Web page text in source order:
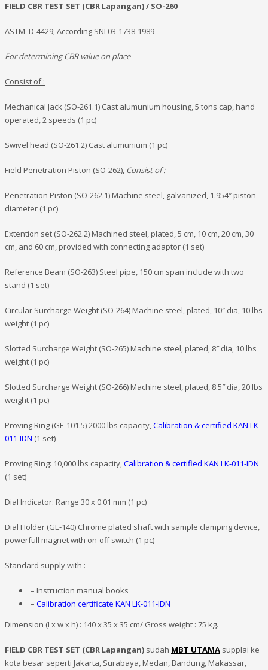
FIELD CBR TEST SET (CBR Lapangan) / SO-260
ASTM D-4429; According SNI 03-1738-1989
For determining CBR value on place
Consist of :
Mechanical Jack (SO-261.1) Cast alumunium housing, 5 tons cap, hand
operated, 2 speeds (1 pc)
Swivel head (SO-261.2) Cast alumunium (1 pc)
Field Penetration Piston (SO-262), Consist of:
Penetration Piston (SO-262.1) Machine steel, galvanized, 1.954″ piston
diameter (1 pc)
Extention set (SO-262.2) Machined steel, plated, 5 cm, 10 cm, 20 cm, 30
cm, and 60 cm, provided with connecting adaptor (1 set)
Reference Beam (SO-263) Steel pipe, 150 cm span include with two
stand (1 set)
Circular Surcharge Weight (SO-264) Machine steel, plated, 10″ dia, 10 lbs
weight (1 pc)
Slotted Surcharge Weight (SO-265) Machine steel, plated, 8″ dia, 10 lbs
weight (1 pc)
Slotted Surcharge Weight (SO-266) Machine steel, plated, 8.5″ dia, 20 lbs
weight (1 pc)
Proving Ring (GE-101.5) 2000 lbs capacity,Calibration & certified KAN LK-
011-IDN (1 set)
Proving Ring: 10,000 lbs capacity,Calibration & certified KAN LK-011-IDN
(1 set)
Dial Indicator: Range 30 x 0.01 mm (1 pc)
Dial Holder (GE-140) Chrome plated shaft with sample clamping device,
powerfull magnet with on-off switch (1 pc)
Standard supply with :
– Instruction manual books
– Calibration certificate KAN LK-011-IDN
Dimension (l x w x h) : 140 x 35 x 35 cm/ Gross weight : 75 kg.
FIELD CBR TEST SET (CBR Lapangan) sudah MBT UTAMA supplai ke
kota besar seperti Jakarta, Surabaya, Medan, Bandung, Makassar,